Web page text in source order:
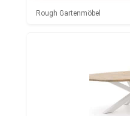
Rough Gartenmöbel